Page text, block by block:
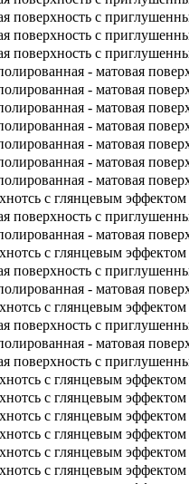
поверхность с
поверхность с
поверхность с
- матовая
- матовая
- матовая
- матовая
- матовая
- матовая
- матовая
с глянцевым эффектом
поверхность с
- матовая
с глянцевым эффектом
поверхность с
- матовая
с глянцевым эффектом
поверхность с
- матовая
поверхность с
с глянцевым эффектом
с глянцевым эффектом
с глянцевым эффектом
с глянцевым эффектом
с глянцевым эффектом
с глянцевым эффектом